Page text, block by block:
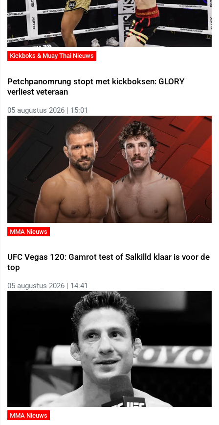
Kickboks & Muay Thai Nieuws
Petchpanomrung stopt met kickboksen: GLORY
verliest veteraan
05 augustus 2026 | 15:01
MMA Nieuws
UFC Vegas 120: Gamrot test of Salkilld klaar is voor de
top
05 augustus 2026 | 14:41
MMA Nieuws